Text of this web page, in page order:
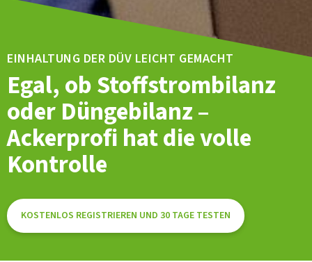
EINHALTUNG DER DÜV LEICHT GEMACHT
Egal, ob Stoffstrombilanz
oder Düngebilanz –
Ackerprofi hat die volle
Kontrolle
KOSTENLOS REGISTRIEREN UND 30 TAGE TESTEN